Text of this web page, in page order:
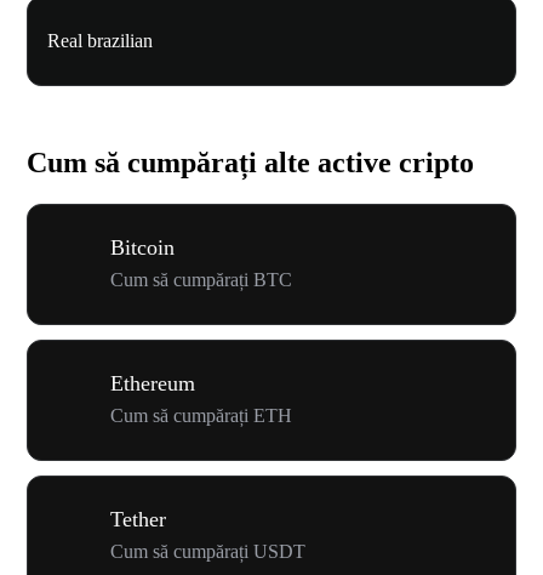
Real brazilian
Cum să cumpărați alte active cripto
Bitcoin
Cum să cumpărați BTC
Ethereum
Cum să cumpărați ETH
Tether
Cum să cumpărați USDT